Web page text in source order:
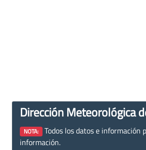
Dirección Meteorológica
NOTA: Todos los datos e información
información.